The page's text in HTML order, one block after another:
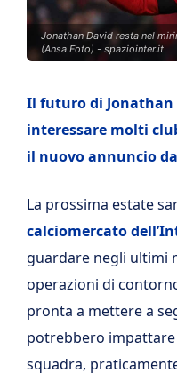
Jonathan David resta nel
(Ansa Foto) - spaziointer.it
Il futuro di
interessare molti
il nuovo annuncio
La prossima estate
calciomercato
guardare negli ultimi
operazioni di
pronta a mettere a
potrebbero
squadra,